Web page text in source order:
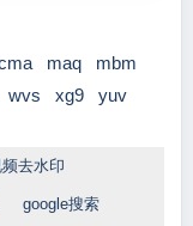
maq
mbm
wvs xg9 yuv
去水印
google搜索